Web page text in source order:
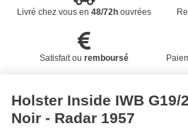
Livré chez vous en 48/72houvrées
Satisfait ou remboursé
Holster Inside IWB G19/
Noir - Radar 1957